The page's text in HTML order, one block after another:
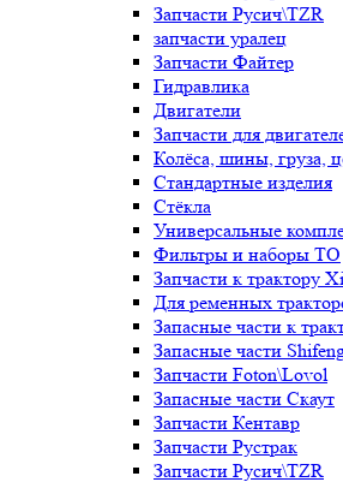
Запчасти Русич\TZR
запчасти уралец
Запчасти Файтер
Гидравлика
Двигатели
Запчасти для
Колёса, шины, груза,
Стандартные изделия
Стёкла
Универсальные
Фильтры и наборы ТО
Запчасти к трактору
Для ременных
Запасные части к
Запасные части
Запчасти Foton\Lovol
Запасные части Скаут
Запчасти Кентавр
Запчасти Рустрак
Запчасти Русич\TZR